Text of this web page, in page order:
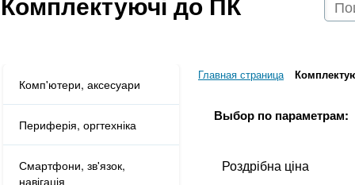
Комп'ютери, аксесуари
Периферія, оргтехніка
Смартфони, зв'язок,
навігація
Главная страница
Выбор по параметрам:
Роздрібна ціна